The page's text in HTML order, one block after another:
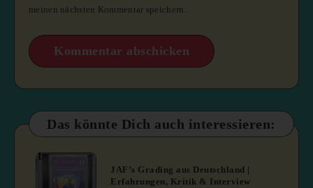
meinen nächsten Kommentar speichern.
Das könnte Dich auch interessieren:
1
JAF’s Grading aus Deutschland |
Erfahrungen, Kritik & Interview